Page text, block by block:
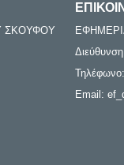
ΣΚΟΥΦΟΥ
Email: